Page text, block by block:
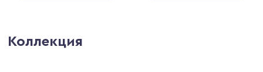
Коллекция